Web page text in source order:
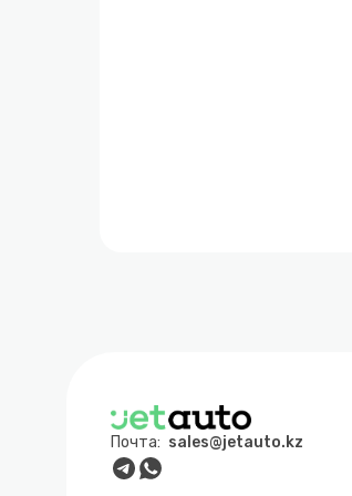
Почта: sales@jetauto.kz